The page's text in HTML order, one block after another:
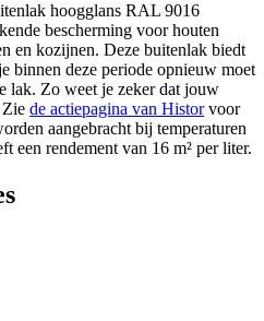
hoogglans RAL 9016
bescherming voor houten
en kozijnen. Deze buitenlak biedt
binnen deze periode opnieuw moet
lak. Zo weet je zeker dat jouw
de actiepagina van Historvoor
aangebracht bij temperaturen
een rendement van 16 m² per liter.